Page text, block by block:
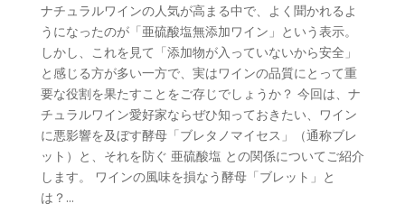
ナチュラルワインの人気が高まる中で、よく聞かれるよ
うになったのが「亜硫酸塩無添加ワイン」という表示。
しかし、これを見て「添加物が入っていないから安全」
と感じる方が多い一方で、実はワインの品質にとって重
要な役割を果たすことをご存じでしょうか？ 今回は、ナ
チュラルワイン愛好家ならぜひ知っておきたい、ワイン
に悪影響を及ぼす酵母「ブレタノマイセス」（通称ブレ
ット）と、それを防ぐ 亜硫酸塩 との関係についてご紹介
します。 ワインの風味を損なう酵母「ブレット」と
は？...